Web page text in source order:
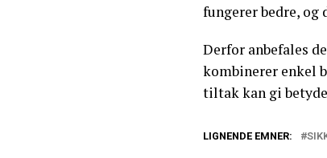
fungerer bedre,
Derfor anbefales
kombinerer enkel
tiltak kan gi
LIGNENDE EMNER: